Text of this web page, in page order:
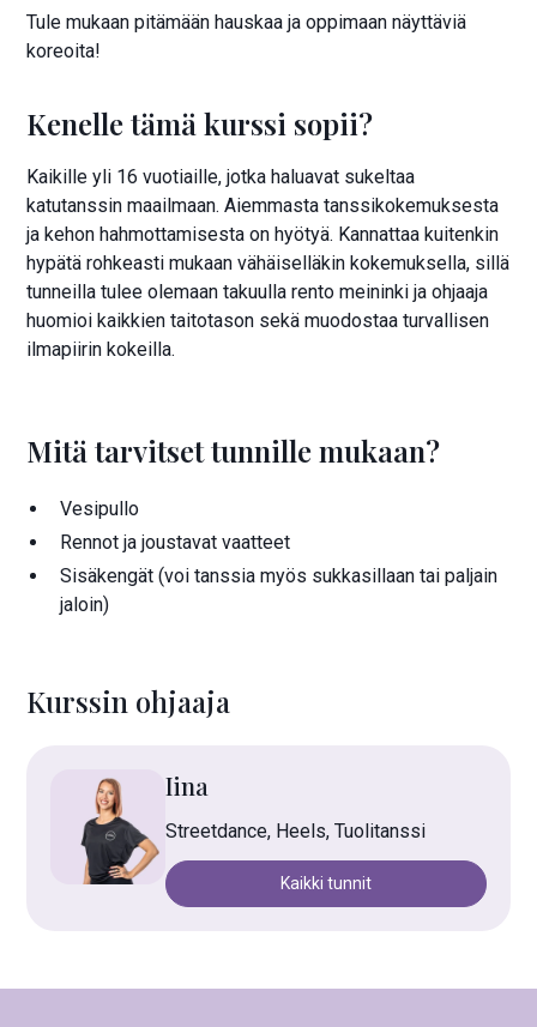
Kurssin ohjaaja
Iina
Streetdance, Heels, Tuolitanssi
Kaikki tunnit
Tule mukaan pitämään hauskaa ja oppimaan näyttäviä
koreoita!
Kenelle tämä kurssi sopii?
Kaikille yli 16 vuotiaille, jotka haluavat sukeltaa
katutanssin maailmaan. Aiemmasta tanssikokemuksesta
ja kehon hahmottamisesta on hyötyä. Kannattaa kuitenkin
hypätä rohkeasti mukaan vähäiselläkin kokemuksella, sillä
tunneilla tulee olemaan takuulla rento meininki ja ohjaaja
huomioi kaikkien taitotason sekä muodostaa turvallisen
ilmapiirin kokeilla.
Mitä tarvitset tunnille mukaan?
Vesipullo
Rennot ja joustavat vaatteet
Sisäkengät (voi tanssia myös sukkasillaan tai paljain
jaloin)